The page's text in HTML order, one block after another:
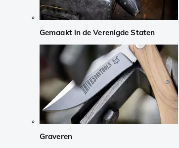
Gemaakt in de Verenigde Staten
Graveren